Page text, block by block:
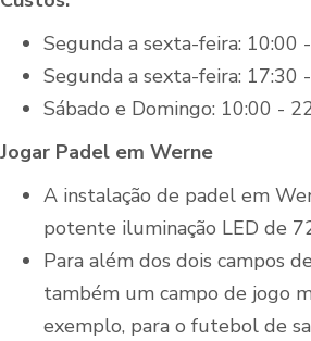
Segunda a sexta-feira: 10:00
Segunda a sexta-feira: 17:30
Sábado e Domingo: 10:00 -
Jogar Padel em Werne
A instalação de padel em
potente iluminação LED de
Para além dos dois campos
também um campo de jogo
exemplo, para o futebol de